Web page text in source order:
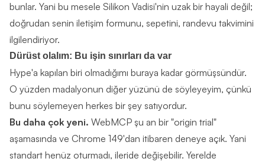
bunlar. Yani bu mesele Silikon Vadisi'nin uzak bir hayali değil;
doğrudan senin iletişim formunu, sepetini, randevu takvimini
ilgilendiriyor.
Dürüst olalım: Bu işin sınırları da var
Hype'a kapılan biri olmadığımı buraya kadar görmüşsündür.
O yüzden madalyonun diğer yüzünü de söyleyeyim, çünkü
bunu söylemeyen herkes bir şey satıyordur.
Bu daha çok yeni. WebMCP şu an bir "origin trial"
aşamasında ve Chrome 149'dan itibaren deneye açık. Yani
standart henüz oturmadı, ileride değişebilir. Yerelde